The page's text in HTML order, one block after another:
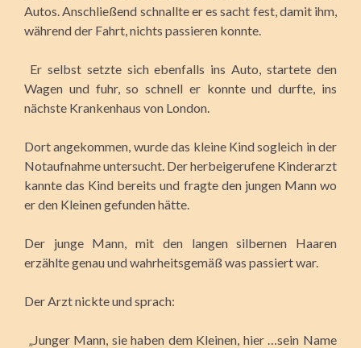
Autos. Anschließend schnallte er es sacht fest, damit ihm,
während der Fahrt, nichts passieren konnte.
Er selbst setzte sich ebenfalls ins Auto, startete den
Wagen und fuhr, so schnell er konnte und durfte, ins
nächste Krankenhaus von London.
Dort angekommen, wurde das kleine Kind sogleich in der
Notaufnahme untersucht. Der herbeigerufene Kinderarzt
kannte das Kind bereits und fragte den jungen Mann wo
er den Kleinen gefunden hätte.
Der junge Mann, mit den langen silbernen Haaren
erzählte genau und wahrheitsgemäß was passiert war.
Der Arzt nickte und sprach:
„Junger Mann, sie haben dem Kleinen, hier …sein Name